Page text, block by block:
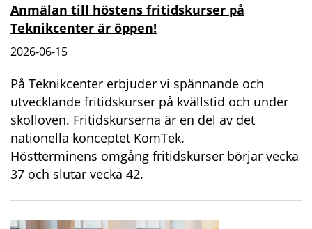
Anmälan till höstens fritidskurser på
Teknikcenter är öppen!
2026-06-15
På Teknikcenter erbjuder vi spännande och
utvecklande fritidskurser på kvällstid och under
skolloven. Fritidskurserna är en del av det
nationella konceptet KomTek.
Höstterminens omgång fritidskurser börjar vecka
37 och slutar vecka 42.